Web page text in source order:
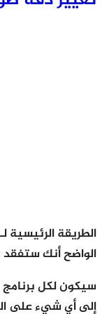
الواضح أنك ستفقد
إلى أي شيء على